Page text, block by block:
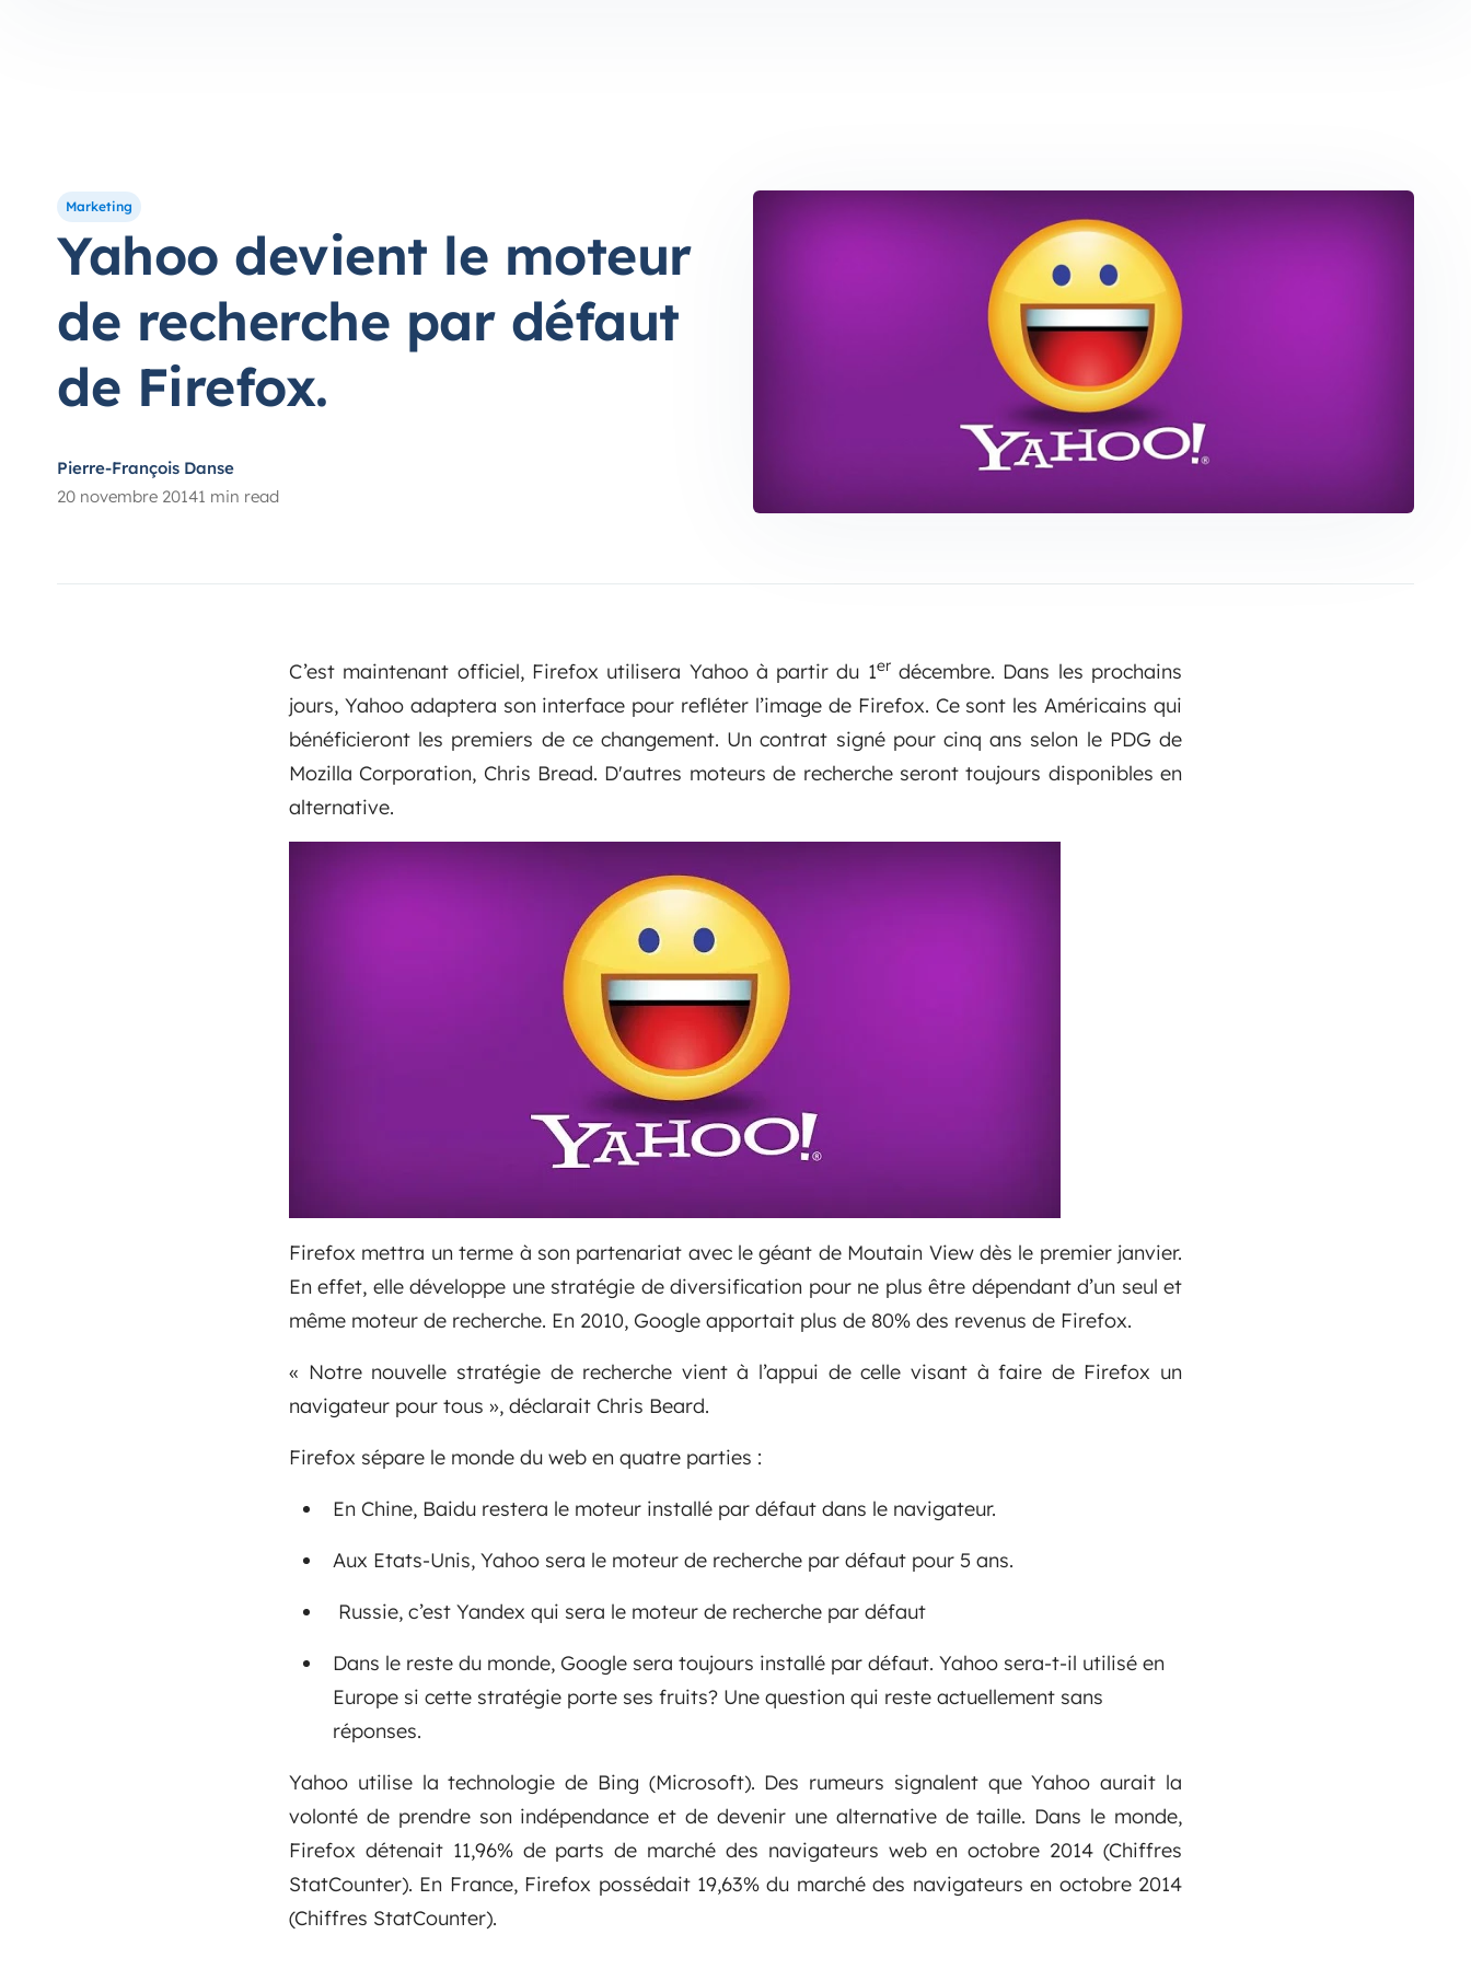
Marketing
Yahoo devient le moteur
de recherche par défaut
de Firefox.
Pierre-François Danse
20 novembre 20141 min read
C’est maintenant officiel, Firefox utilisera Yahoo à partir du 1erdécembre. Dans les prochains
jours, Yahoo adaptera son interface pour refléter l’image de Firefox. Ce sont les Américains qui
bénéficieront les premiers de ce changement. Un contrat signé pour cinq ans selon le PDG de
Mozilla Corporation, Chris Bread. D'autres moteurs de recherche seront toujours disponibles en
alternative.
Firefox mettra un terme à son partenariat avec le géant de Moutain View dès le premier janvier.
En effet, elle développe une stratégie de diversification pour ne plus être dépendant d’un seul et
même moteur de recherche. En 2010, Google apportait plus de 80% des revenus de Firefox.
« Notre nouvelle stratégie de recherche vient à l’appui de celle visant à faire de Firefox un
navigateur pour tous », déclarait Chris Beard.
Firefox sépare le monde du web en quatre parties :
En Chine, Baidu restera le moteur installé par défaut dans le navigateur.
Aux Etats-Unis, Yahoo sera le moteur de recherche par défaut pour 5 ans.
Russie, c’est Yandex qui sera le moteur de recherche par défaut
Dans le reste du monde, Google sera toujours installé par défaut. Yahoo sera-t-il utilisé en
Europe si cette stratégie porte ses fruits? Une question qui reste actuellement sans
réponses.
Yahoo utilise la technologie de Bing (Microsoft). Des rumeurs signalent que Yahoo aurait la
volonté de prendre son indépendance et de devenir une alternative de taille. Dans le monde,
Firefox détenait 11,96% de parts de marché des navigateurs web en octobre 2014 (Chiffres
StatCounter). En France, Firefox possédait 19,63% du marché des navigateurs en octobre 2014
(Chiffres StatCounter).